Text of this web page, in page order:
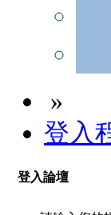
»
登入
登入論壇